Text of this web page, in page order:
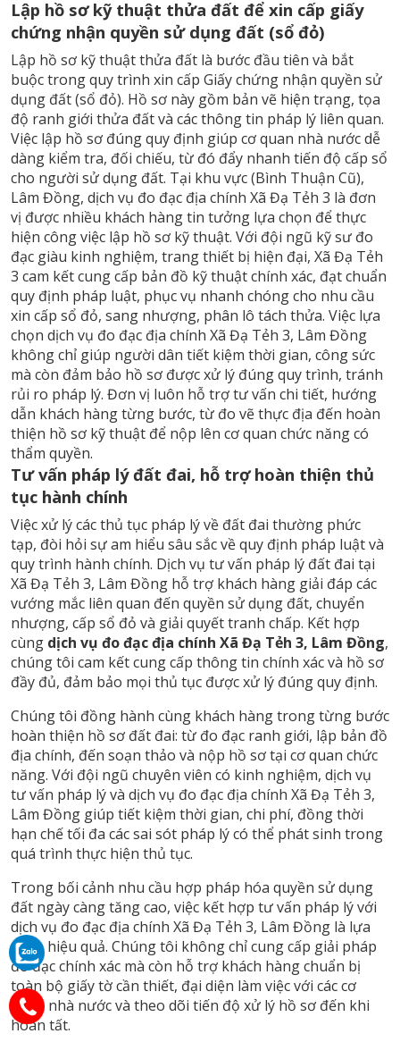
Lập hồ sơ kỹ thuật thửa đất để xin cấp giấy
chứng nhận quyền sử dụng đất (sổ đỏ)
Lập hồ sơ kỹ thuật thửa đất là bước đầu tiên và bắt
buộc trong quy trình xin cấp Giấy chứng nhận quyền sử
dụng đất (sổ đỏ). Hồ sơ này gồm bản vẽ hiện trạng, tọa
độ ranh giới thửa đất và các thông tin pháp lý liên quan.
Việc lập hồ sơ đúng quy định giúp cơ quan nhà nước dễ
dàng kiểm tra, đối chiếu, từ đó đẩy nhanh tiến độ cấp sổ
cho người sử dụng đất. Tại khu vực (Bình Thuận Cũ),
Lâm Đồng, dịch vụ đo đạc địa chính Xã Đạ Tẻh 3 là đơn
vị được nhiều khách hàng tin tưởng lựa chọn để thực
hiện công việc lập hồ sơ kỹ thuật. Với đội ngũ kỹ sư đo
đạc giàu kinh nghiệm, trang thiết bị hiện đại, Xã Đạ Tẻh
3 cam kết cung cấp bản đồ kỹ thuật chính xác, đạt chuẩn
quy định pháp luật, phục vụ nhanh chóng cho nhu cầu
xin cấp sổ đỏ, sang nhượng, phân lô tách thửa. Việc lựa
chọn dịch vụ đo đạc địa chính Xã Đạ Tẻh 3, Lâm Đồng
không chỉ giúp người dân tiết kiệm thời gian, công sức
mà còn đảm bảo hồ sơ được xử lý đúng quy trình, tránh
rủi ro pháp lý. Đơn vị luôn hỗ trợ tư vấn chi tiết, hướng
dẫn khách hàng từng bước, từ đo vẽ thực địa đến hoàn
thiện hồ sơ kỹ thuật để nộp lên cơ quan chức năng có
thẩm quyền.
Tư vấn pháp lý đất đai, hỗ trợ hoàn thiện thủ
tục hành chính
Việc xử lý các thủ tục pháp lý về đất đai thường phức
tạp, đòi hỏi sự am hiểu sâu sắc về quy định pháp luật và
quy trình hành chính. Dịch vụ tư vấn pháp lý đất đai tại
Xã Đạ Tẻh 3, Lâm Đồng hỗ trợ khách hàng giải đáp các
vướng mắc liên quan đến quyền sử dụng đất, chuyển
nhượng, cấp sổ đỏ và giải quyết tranh chấp. Kết hợp
cùng dịch vụ đo đạc địa chính Xã Đạ Tẻh 3, Lâm Đồng,
chúng tôi cam kết cung cấp thông tin chính xác và hồ sơ
đầy đủ, đảm bảo mọi thủ tục được xử lý đúng quy định.
Chúng tôi đồng hành cùng khách hàng trong từng bước
hoàn thiện hồ sơ đất đai: từ đo đạc ranh giới, lập bản đồ
địa chính, đến soạn thảo và nộp hồ sơ tại cơ quan chức
năng. Với đội ngũ chuyên viên có kinh nghiệm, dịch vụ
tư vấn pháp lý và dịch vụ đo đạc địa chính Xã Đạ Tẻh 3,
Lâm Đồng giúp tiết kiệm thời gian, chi phí, đồng thời
hạn chế tối đa các sai sót pháp lý có thể phát sinh trong
quá trình thực hiện thủ tục.
Trong bối cảnh nhu cầu hợp pháp hóa quyền sử dụng
đất ngày càng tăng cao, việc kết hợp tư vấn pháp lý với
dịch vụ đo đạc địa chính Xã Đạ Tẻh 3, Lâm Đồng là lựa
chọn hiệu quả. Chúng tôi không chỉ cung cấp giải pháp
đo đạc chính xác mà còn hỗ trợ khách hàng chuẩn bị
toàn bộ giấy tờ cần thiết, đại diện làm việc với các cơ
quan nhà nước và theo dõi tiến độ xử lý hồ sơ đến khi
hoàn tất.